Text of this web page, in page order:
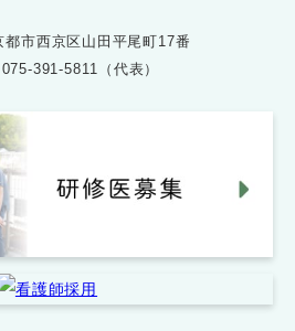
市西京区山田平尾町17番
075-391-5811（代表）